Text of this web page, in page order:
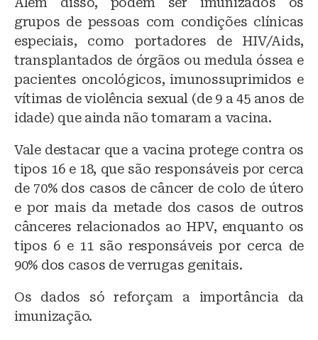
grupos de pessoas com condições clínicas
especiais, como portadores de HIV/Aids,
transplantados de órgãos ou medula óssea e
pacientes oncológicos, imunossuprimidos e
vítimas de violência sexual (de 9 a 45 anos de
idade) que ainda não tomaram a vacina.
Vale destacar que a vacina protege contra os
tipos 16 e 18, que são responsáveis por cerca
de 70% dos casos de câncer de colo de útero
e por mais da metade dos casos de outros
cânceres relacionados ao HPV, enquanto os
tipos 6 e 11 são responsáveis por cerca de
90% dos casos de verrugas genitais.
Os dados só reforçam a importância da
imunização.